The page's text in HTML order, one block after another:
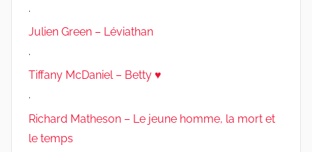
.
Julien Green – Léviathan
.
Tiffany McDaniel – Betty ♥
.
Richard Matheson – Le jeune homme, la mort et
le temps